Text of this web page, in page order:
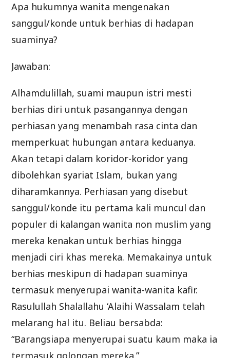
Apa hukumnya wanita mengenakan
sanggul/konde untuk berhias di hadapan
suaminya?
Jawaban:
Alhamdulillah, suami maupun istri mesti
berhias diri untuk pasangannya dengan
perhiasan yang menambah rasa cinta dan
memperkuat hubungan antara keduanya.
Akan tetapi dalam koridor-koridor yang
dibolehkan syariat Islam, bukan yang
diharamkannya. Perhiasan yang disebut
sanggul/konde itu pertama kali muncul dan
populer di kalangan wanita non muslim yang
mereka kenakan untuk berhias hingga
menjadi ciri khas mereka. Memakainya untuk
berhias meskipun di hadapan suaminya
termasuk menyerupai wanita-wanita kafir.
Rasulullah Shalallahu ‘Alaihi Wassalam telah
melarang hal itu. Beliau bersabda:
“Barangsiapa menyerupai suatu kaum maka ia
termasuk golongan mereka.”